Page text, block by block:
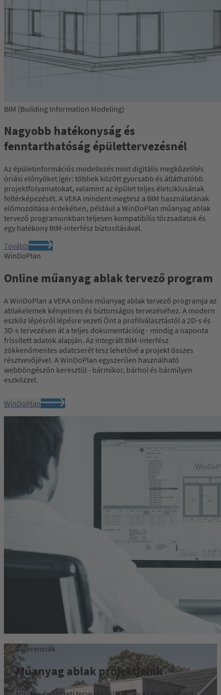
BIM (Building Information Modeling)
Nagyobb hatékonyság és
fenntarthatóság épülettervezésnél
Az épületinformációs modellezés mint digitális megközelítés
óriási előnyöket ígér: többek között gyorsabb és átláthatóbb
projektfolyamatokat, valamint az épület teljes életciklusának
feltérképezését. A VEKA mindent megtesz a BIM használatának
előmozdítása érdekében, például a WinDoPlan műanyag ablak
tervező programunkban teljesen kompatibilis törzsadatok és
egy hatékony BIM-interfész biztosításával.
Tovább
WinDoPlan
Online műanyag ablak tervező program
A WinDoPlan a VEKA online műanyag ablak tervező programja az
ablakelemek kényelmes és biztonságos tervezéséhez. A modern
eszköz lépésről lépésre vezeti Önt a profilválasztástól a 2D-s és
3D-s tervezésen át a teljes dokumentációig - mindig a naponta
frissített adatok alapján. Az integrált BIM-interfész
zökkenőmentes adatcserét tesz lehetővé a projekt összes
résztvevőjével. A WinDoPlan egyszerűen használható
webböngészőn keresztül - bármikor, bárhol és bármilyen
eszközzel.
WinDoPlan
Referenciák
Műanyag ablak projektjeink